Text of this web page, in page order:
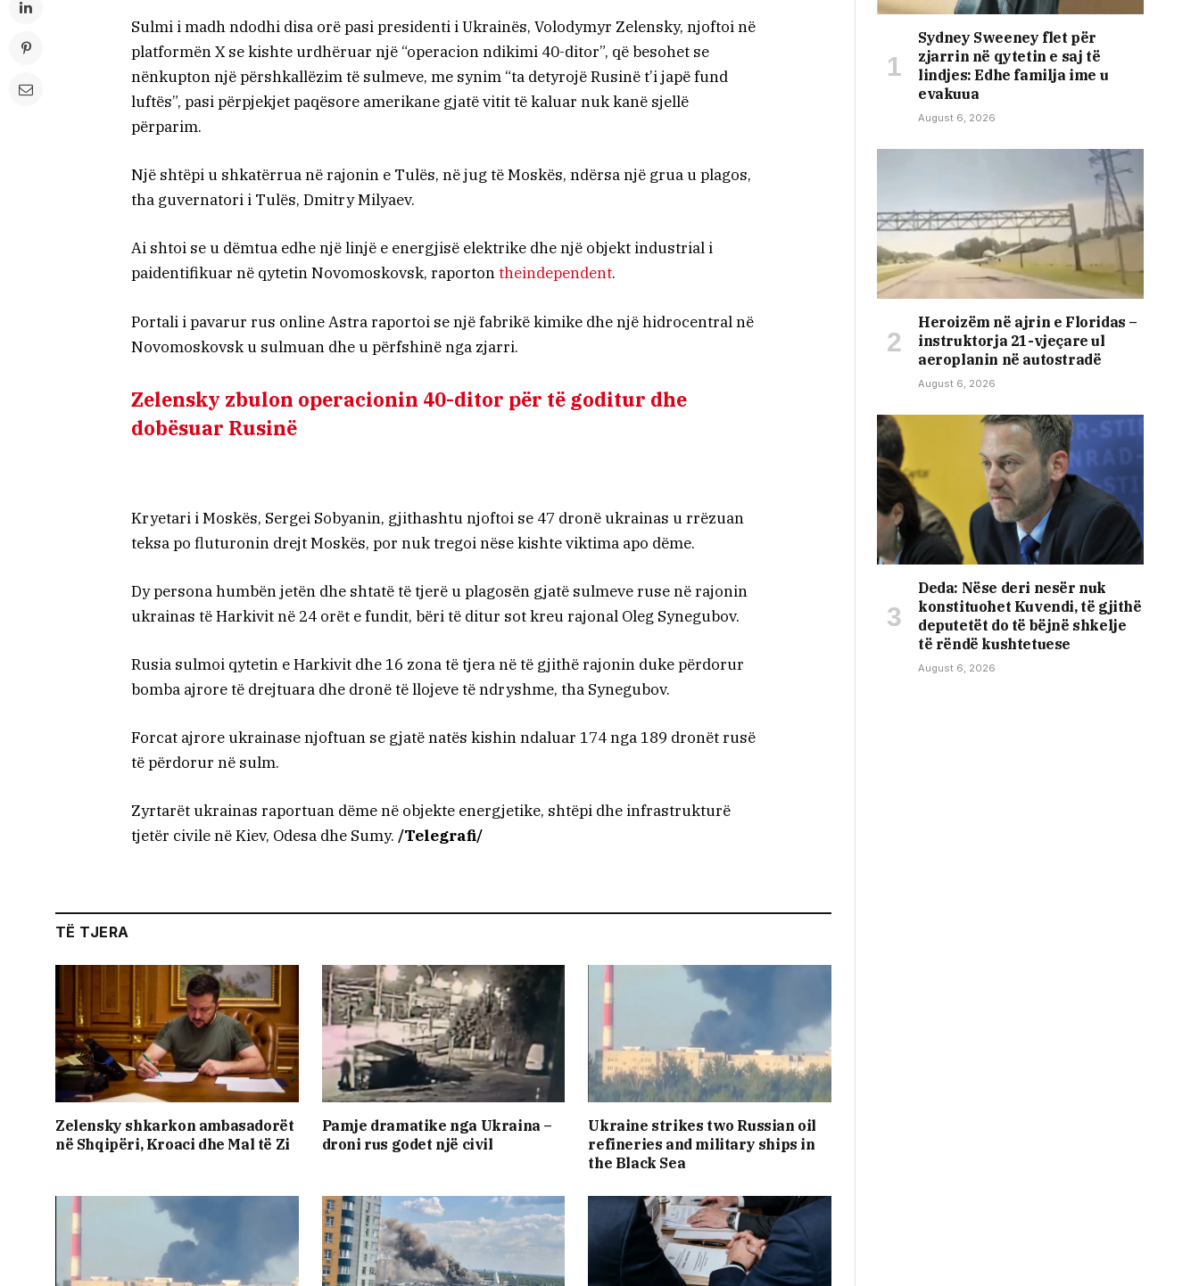
Sulmi i madh ndodhi disa orë pasi presidenti i Ukrainës, Volodymyr Zelensky, njoftoi në
platformën X se kishte urdhëruar një “operacion ndikimi 40-ditor”, që besohet se
nënkupton një përshkallëzim të sulmeve, me synim “ta detyrojë Rusinë t’i japë fund
luftës”, pasi përpjekjet paqësore amerikane gjatë vitit të kaluar nuk kanë sjellë
përparim.
Një shtëpi u shkatërrua në rajonin e Tulës, në jug të Moskës, ndërsa një grua u plagos,
tha guvernatori i Tulës, Dmitry Milyaev.
Ai shtoi se u dëmtua edhe një linjë e energjisë elektrike dhe një objekt industrial i
paidentifikuar në qytetin Novomoskovsk, raportontheindependent.
Portali i pavarur rus online Astra raportoi se një fabrikë kimike dhe një hidrocentral në
Novomoskovsk u sulmuan dhe u përfshinë nga zjarri.
Zelensky zbulon operacionin 40-ditor për të goditur dhe
dobësuar Rusinë
Kryetari i Moskës, Sergei Sobyanin, gjithashtu njoftoi se 47 dronë ukrainas u rrëzuan
teksa po fluturonin drejt Moskës, por nuk tregoi nëse kishte viktima apo dëme.
Dy persona humbën jetën dhe shtatë të tjerë u plagosën gjatë sulmeve ruse në rajonin
ukrainas të Harkivit në 24 orët e fundit, bëri të ditur sot kreu rajonal Oleg Synegubov.
Rusia sulmoi qytetin e Harkivit dhe 16 zona të tjera në të gjithë rajonin duke përdorur
bomba ajrore të drejtuara dhe dronë të llojeve të ndryshme, tha Synegubov.
Forcat ajrore ukrainase njoftuan se gjatë natës kishin ndaluar 174 nga 189 dronët rusë
të përdorur në sulm.
Zyrtarët ukrainas raportuan dëme në objekte energjetike, shtëpi dhe infrastrukturë
tjetër civile në Kiev, Odesa dhe Sumy. /Telegrafi/
TË TJERA
Zelensky shkarkon ambasadorët
në Shqipëri, Kroaci dhe Mal të Zi
Pamje dramatike nga Ukraina –
droni rus godet një civil
Ukraine strikes two Russian oil
refineries and military ships in
the Black Sea
Sydney Sweeney flet për
zjarrin në qytetin e saj të
lindjes: Edhe familja ime u
evakuua
August 6, 2026
Heroizëm në ajrin e Floridas –
instruktorja 21-vjeçare ul
aeroplanin në autostradë
August 6, 2026
Deda: Nëse deri nesër nuk
konstituohet Kuvendi, të gjithë
deputetët do të bëjnë shkelje
të rëndë kushtetuese
August 6, 2026